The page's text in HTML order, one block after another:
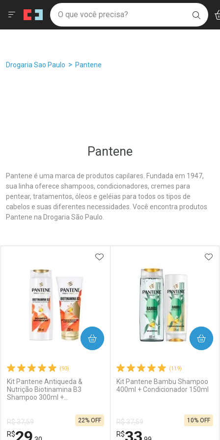
Drogaria São Paulo
Ir direto para a home
pela página
Ir direto para o conteúdo
Ir direto para a busca
Ir direto para a notificações
Faça a sua busca
O que você precisa?
Menu
Breadcrumb
Drogaria Sao Paulo Pantene
Pantene
Pantene é uma marca de produtos capilares. Fundada em 1947,
sua linha oferece shampoos, condicionadores, cremes para
pentear, tratamentos, óleos e geléias para todos os tipos de
cabelos e suas diferentes necessidades. Você encontra produtos
Pantene na Drogaria São Paulo.
(93)
Kit Pantene Antiqueda &
Nutrição Biotinamina B3
Shampoo 300ml +
R$ 37,59
R$
22% OFF
ADICIONAR AOS FAVORITOS
COMPRAR
(119)
Kit Pantene Bambu Shampoo
400ml + Condicionador 150ml
R$ 37,59
R$
10% OFF
COMPRAR
Âncoras
Filtros Ordenar por